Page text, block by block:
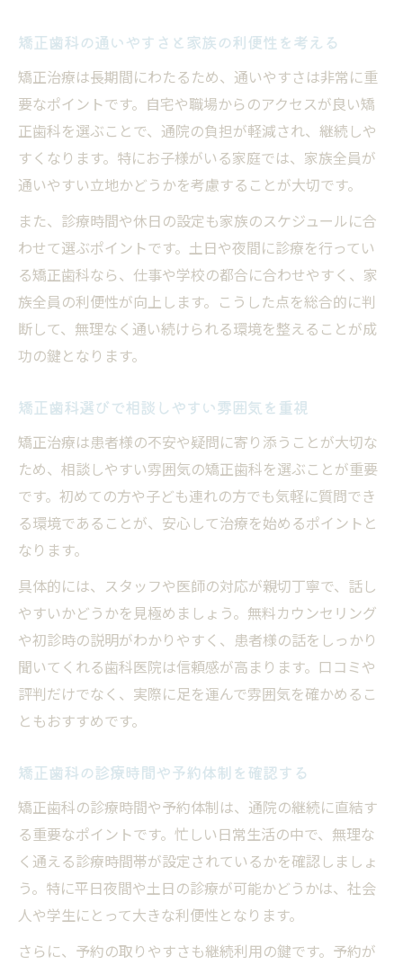
矯正歯科の通いやすさと家族の利便性を考える
矯正治療は長期間にわたるため、通いやすさは非常に重
要なポイントです。自宅や職場からのアクセスが良い矯
正歯科を選ぶことで、通院の負担が軽減され、継続しや
すくなります。特にお子様がいる家庭では、家族全員が
通いやすい立地かどうかを考慮することが大切です。
また、診療時間や休日の設定も家族のスケジュールに合
わせて選ぶポイントです。土日や夜間に診療を行ってい
る矯正歯科なら、仕事や学校の都合に合わせやすく、家
族全員の利便性が向上します。こうした点を総合的に判
断して、無理なく通い続けられる環境を整えることが成
功の鍵となります。
矯正歯科選びで相談しやすい雰囲気を重視
矯正治療は患者様の不安や疑問に寄り添うことが大切な
ため、相談しやすい雰囲気の矯正歯科を選ぶことが重要
です。初めての方や子ども連れの方でも気軽に質問でき
る環境であることが、安心して治療を始めるポイントと
なります。
具体的には、スタッフや医師の対応が親切丁寧で、話し
やすいかどうかを見極めましょう。無料カウンセリング
や初診時の説明がわかりやすく、患者様の話をしっかり
聞いてくれる歯科医院は信頼感が高まります。口コミや
評判だけでなく、実際に足を運んで雰囲気を確かめるこ
ともおすすめです。
矯正歯科の診療時間や予約体制を確認する
矯正歯科の診療時間や予約体制は、通院の継続に直結す
る重要なポイントです。忙しい日常生活の中で、無理な
く通える診療時間帯が設定されているかを確認しましょ
う。特に平日夜間や土日の診療が可能かどうかは、社会
人や学生にとって大きな利便性となります。
さらに、予約の取りやすさも継続利用の鍵です。予約が